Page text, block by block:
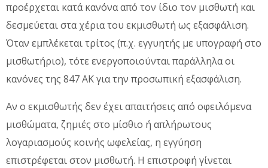
προέρχεται κατά κανόνα από τον ίδιο τον μισθωτή και
δεσμεύεται στα χέρια του εκμισθωτή ως εξασφάλιση.
Όταν εμπλέκεται τρίτος (π.χ. εγγυητής με υπογραφή στο
μισθωτήριο), τότε ενεργοποιούνται παράλληλα οι
κανόνες της 847 ΑΚ για την προσωπική εξασφάλιση.
Αν ο εκμισθωτής δεν έχει απαιτήσεις από οφειλόμενα
μισθώματα, ζημιές στο μίσθιο ή απλήρωτους
λογαριασμούς κοινής ωφελείας, η εγγύηση
επιστρέφεται στον μισθωτή. Η επιστροφή γίνεται